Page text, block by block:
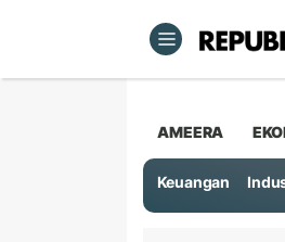
AMEERA
Keuangan